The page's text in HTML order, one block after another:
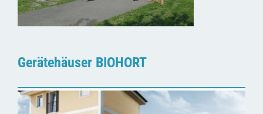
Gerätehäuser BIOHORT